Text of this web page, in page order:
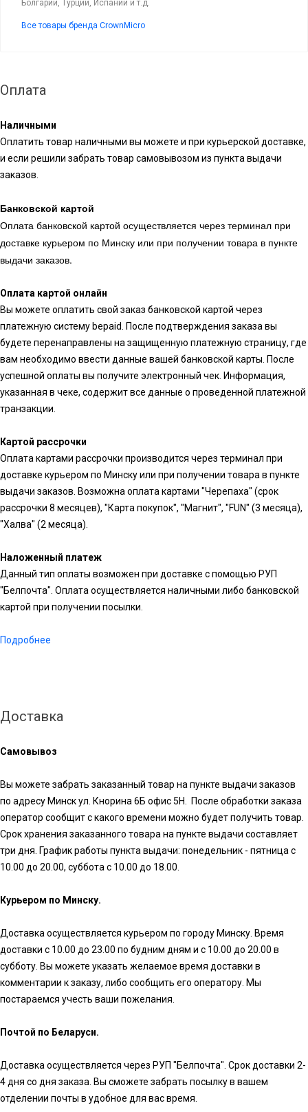
Болгарии, Турции, Испании и т.д.
Все товары бренда CrownMicro
Оплата
Наличными
Оплатить товар наличными вы можете и при курьерской доставке,
и если решили забрать товар самовывозом из пункта выдачи
заказов.
Банковской картой
Оплата банковской картой осуществляется через терминал при
доставке курьером по Минску или при получении товара в пункте
выдачи заказов.
Оплата картой онлайн
Вы можете оплатить свой заказ банковской картой через
платежную систему bepaid. После подтверждения заказа вы
будете перенаправлены на защищенную платежную страницу, где
вам необходимо ввести данные вашей банковской карты. После
успешной оплаты вы получите электронный чек. Информация,
указанная в чеке, содержит все данные о проведенной платежной
транзакции.
Картой рассрочки
Оплата картами рассрочки производится через терминал при
доставке курьером по Минску или при получении товара в пункте
выдачи заказов. Возможна оплата картами "Черепаха" (срок
рассрочки 8 месяцев), "Карта покупок", "Магнит", "FUN" (3 месяца),
"Халва" (2 месяца).
Наложенный платеж
Данный тип оплаты возможен при доставке с помощью РУП
"Белпочта". Оплата осуществляется наличными либо банковской
картой при получении посылки.
Подробнее
Доставка
Самовывоз
Вы можете забрать заказанный товар на пункте выдачи заказов
по адресу Минск ул. Кнорина 6Б офис 5Н. После обработки заказа
оператор сообщит с какого времени можно будет получить товар.
Срок хранения заказанного товара на пункте выдачи составляет
три дня. График работы пункта выдачи: понедельник - пятница с
10.00 до 20.00, суббота с 10.00 до 18.00.
Курьером по Минску.
Доставка осуществляется курьером по городу Минску. Время
доставки с 10.00 до 23.00 по будним дням и с 10.00 до 20.00 в
субботу. Вы можете указать желаемое время доставки в
комментарии к заказу, либо сообщить его оператору. Мы
постараемся учесть ваши пожелания.
Почтой по Беларуси.
Доставка осуществляется через РУП "Белпочта". Срок доставки 2-
4 дня со дня заказа. Вы сможете забрать посылку в вашем
отделении почты в удобное для вас время.